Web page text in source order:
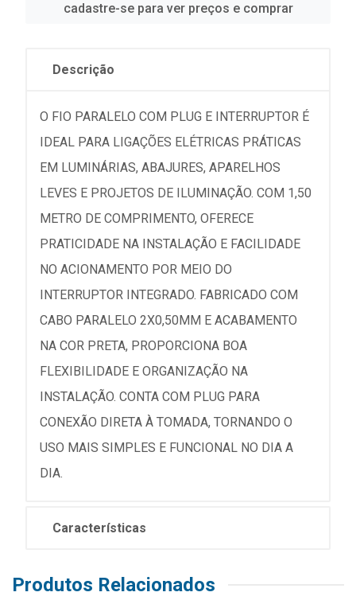
cadastre-se para ver preços e comprar
Descrição
O FIO PARALELO COM PLUG E INTERRUPTOR É
IDEAL PARA LIGAÇÕES ELÉTRICAS PRÁTICAS
EM LUMINÁRIAS, ABAJURES, APARELHOS
LEVES E PROJETOS DE ILUMINAÇÃO. COM 1,50
METRO DE COMPRIMENTO, OFERECE
PRATICIDADE NA INSTALAÇÃO E FACILIDADE
NO ACIONAMENTO POR MEIO DO
INTERRUPTOR INTEGRADO. FABRICADO COM
CABO PARALELO 2X0,50MM E ACABAMENTO
NA COR PRETA, PROPORCIONA BOA
FLEXIBILIDADE E ORGANIZAÇÃO NA
INSTALAÇÃO. CONTA COM PLUG PARA
CONEXÃO DIRETA À TOMADA, TORNANDO O
USO MAIS SIMPLES E FUNCIONAL NO DIA A
DIA.
Características
Produtos Relacionados